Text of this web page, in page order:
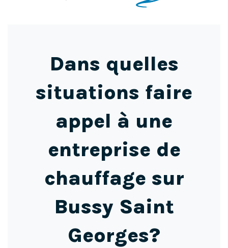
Dans quelles
situations faire
appel à une
entreprise de
chauffage sur
Bussy Saint
Georges?